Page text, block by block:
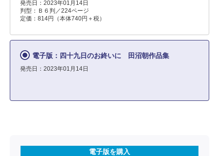
発売日：2023年01月14日
判型：Ｂ６判／224ページ
定価：814円（本体740円＋税）
電子版：四十九日のお終いに 田沼朝作品集
発売日：2023年01月14日
電子版を購入